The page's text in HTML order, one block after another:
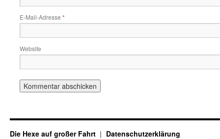
E-Mail-Adresse *
Website
Die Hexe auf großer Fahrt Datenschutzerklärung